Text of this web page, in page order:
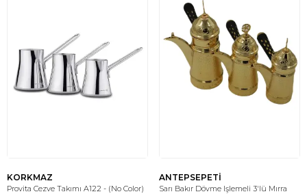
KORKMAZ
Provita Cezve Takımı A122 - (No Color)
ANTEPSEPETİ
Sarı Bakır Dövme Işlemeli 3'lü Mırra